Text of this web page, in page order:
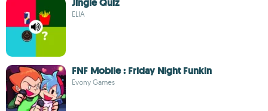
Jingle Quiz
ELIA
FNF Mobile : Friday Night Funkin
Evony Games